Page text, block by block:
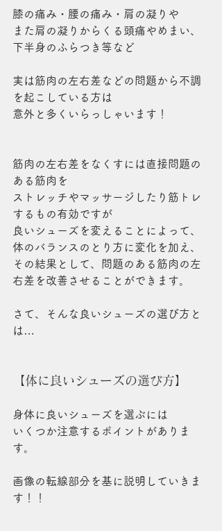
膝の痛み・腰の痛み・肩の凝りや
また肩の凝りからくる頭痛やめまい、
下半身のふらつき等など
実は筋肉の左右差などの問題から不調
を起こしている方は
意外と多くいらっしゃいます！
筋肉の左右差をなくすには直接問題の
ある筋肉を
ストレッチやマッサージしたり筋トレ
するもの有効ですが
良いシューズを変えることによって、
体のバランスのとり方に変化を加え、
その結果として、問題のある筋肉の左
右差を改善させることができます。
さて、そんな良いシューズの選び方と
は…
【体に良いシューズの選び方】
身体に良いシューズを選ぶには
いくつか注意するポイントがありま
す。
画像の転線部分を基に説明していきま
す！！